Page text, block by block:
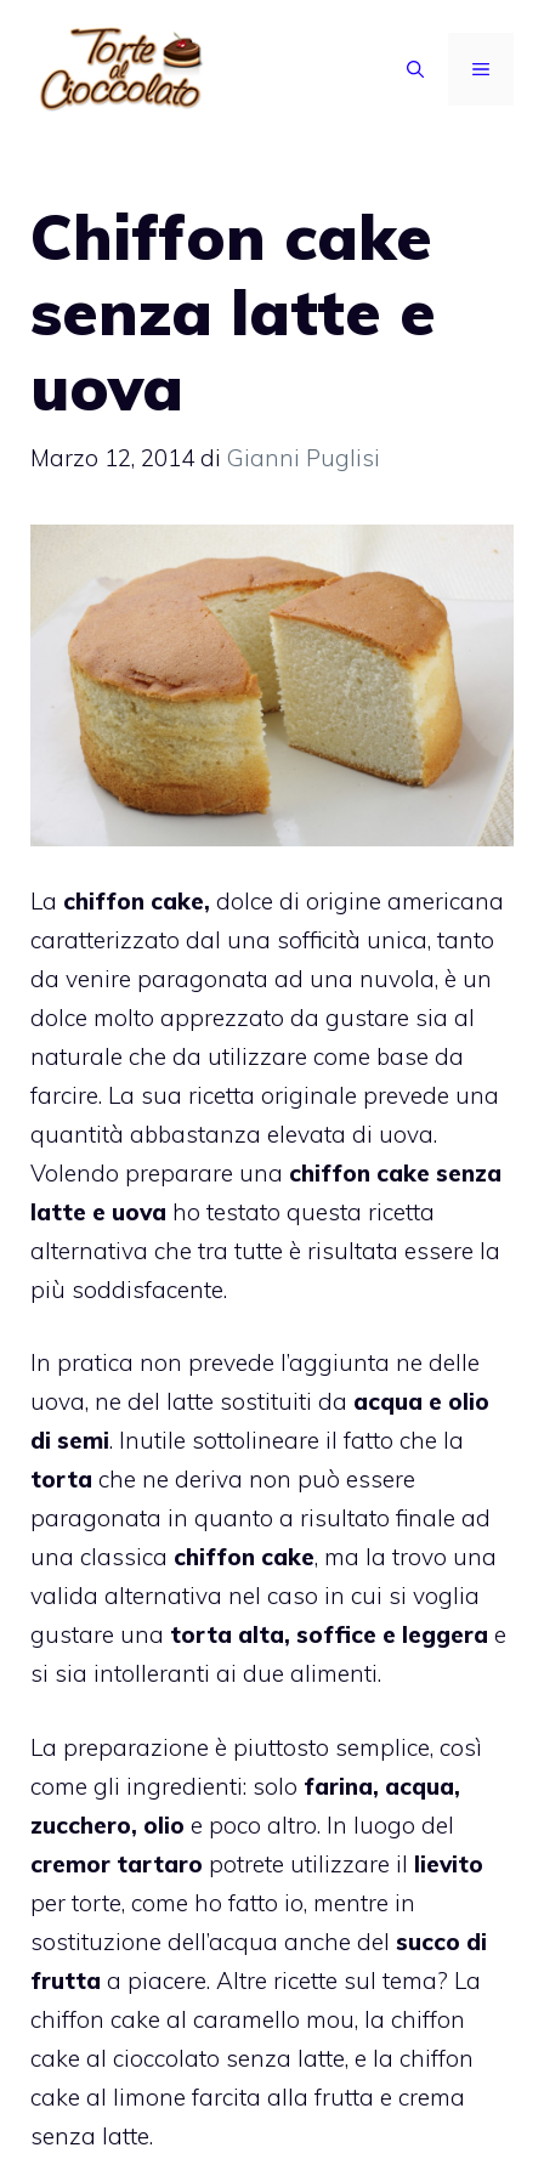
contenuto
MENU
Chiffon cake
senza latte e
uova
Marzo 12, 2014 di Gianni Puglisi
La chiffon cake, dolce di origine americana
caratterizzato dal una sofficità unica, tanto
da venire paragonata ad una nuvola, è un
dolce molto apprezzato da gustare sia al
naturale che da utilizzare come base da
farcire. La sua ricetta originale prevede una
quantità abbastanza elevata di uova.
Volendo preparare una chiffon cake senza
latte e uova ho testato questa ricetta
alternativa che tra tutte è risultata essere la
più soddisfacente.
In pratica non prevede l’aggiunta ne delle
uova, ne del latte sostituiti da acqua e olio
di semi. Inutile sottolineare il fatto che la
torta che ne deriva non può essere
paragonata in quanto a risultato finale ad
una classica chiffon cake, ma la trovo una
valida alternativa nel caso in cui si voglia
gustare una torta alta, soffice e leggera e
si sia intolleranti ai due alimenti.
La preparazione è piuttosto semplice, così
come gli ingredienti: solo farina, acqua,
zucchero, olio e poco altro. In luogo del
cremor tartaro potrete utilizzare il lievito
per torte, come ho fatto io, mentre in
sostituzione dell’acqua anche del succo di
frutta a piacere. Altre ricette sul tema? La
chiffon cake al caramello mou, la chiffon
cake al cioccolato senza latte, e la chiffon
cake al limone farcita alla frutta e crema
senza latte.